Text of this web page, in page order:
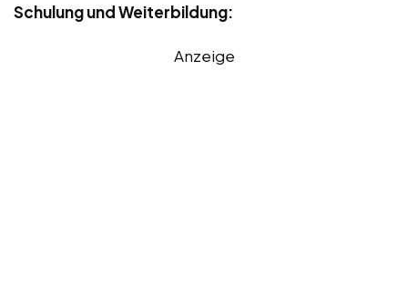
Schulung und Weiterbildung:
Anzeige